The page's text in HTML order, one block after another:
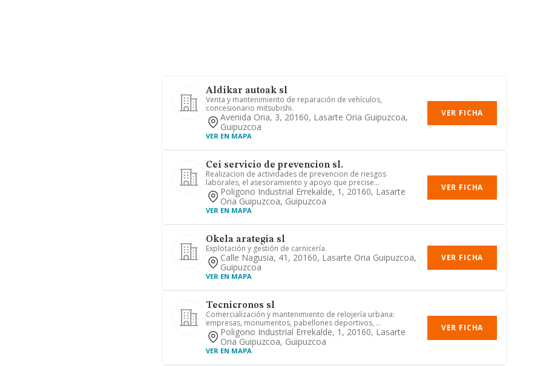
Aldikar autoak sl
Venta y mantenimiento de reparación de vehículos,
concesionario mitsubishi.
Avenida Oria, 3, 20160, Lasarte Oria Guipuzcoa,
Guipuzcoa
VER EN MAPA
VER FICHA
Cei servicio de prevencion sl.
Realizacion de actividades de prevencion de riesgos
laborales, el asesoramiento y apoyo que precise...
Poligono Industrial Errekalde, 1, 20160, Lasarte
Oria Guipuzcoa, Guipuzcoa
VER EN MAPA
VER FICHA
Okela arategia sl
Explotación y gestión de carnicería.
Calle Nagusia, 41, 20160, Lasarte Oria Guipuzcoa,
Guipuzcoa
VER EN MAPA
VER FICHA
Tecnicronos sl
Comercialización y mantenimiento de relojería urbana:
empresas, monumentos, pabellones deportivos, ...
Poligono Industrial Errekalde, 1, 20160, Lasarte
Oria Guipuzcoa, Guipuzcoa
VER EN MAPA
VER FICHA